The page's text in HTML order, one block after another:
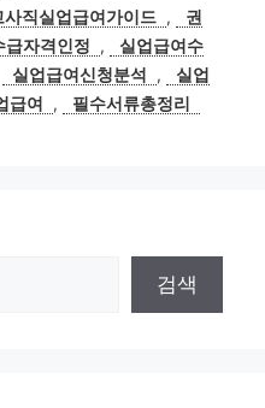
사직실업급여가이드 ,
권
급자격인정 ,
실업급여수
실업급여신청분석 ,
실업
급여 , 필수서류총정리
검색